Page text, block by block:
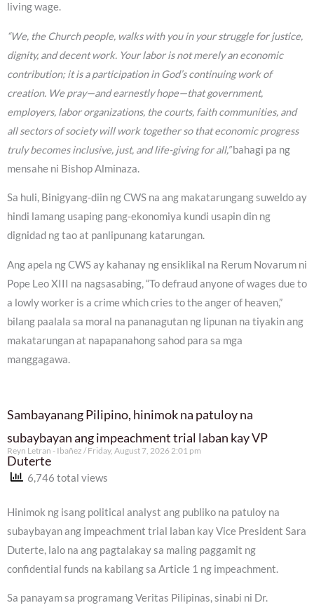
living wage.
“We, the Church people, walks with you in your struggle for justice,
dignity, and decent work. Your labor is not merely an economic
contribution; it is a participation in God’s continuing work of
creation. We pray—and earnestly hope—that government,
employers, labor organizations, the courts, faith communities, and
all sectors of society will work together so that economic progress
truly becomes inclusive, just, and life-giving for all,”bahagi pa ng
mensahe ni Bishop Alminaza.
Sa huli, Binigyang-diin ng CWS na ang makatarungang suweldo ay
hindi lamang usaping pang-ekonomiya kundi usapin din ng
dignidad ng tao at panlipunang katarungan.
Ang apela ng CWS ay kahanay ng ensiklikal na Rerum Novarum ni
Pope Leo XIII na nagsasabing, “To defraud anyone of wages due to
a lowly worker is a crime which cries to the anger of heaven,”
bilang paalala sa moral na pananagutan ng lipunan na tiyakin ang
makatarungan at napapanahong sahod para sa mga
manggagawa.
Sambayanang Pilipino, hinimok na patuloy na
subaybayan ang impeachment trial laban kay VP
Duterte
Reyn Letran - Ibañez Friday, August 7, 2026 2:01 pm
6,746 total views
Hinimok ng isang political analyst ang publiko na patuloy na
subaybayan ang impeachment trial laban kay Vice President Sara
Duterte, lalo na ang pagtalakay sa maling paggamit ng
confidential funds na kabilang sa Article 1 ng impeachment.
Sa panayam sa programang Veritas Pilipinas, sinabi ni Dr.